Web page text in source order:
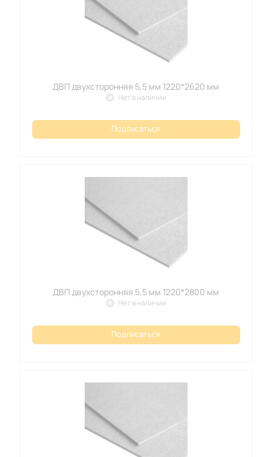
ДВП двухсторонняя 5,5 мм 1220*2620 мм
Нет в наличии
Подписаться
ДВП двухсторонняя 5,5 мм 1220*2800 мм
Нет в наличии
Подписаться